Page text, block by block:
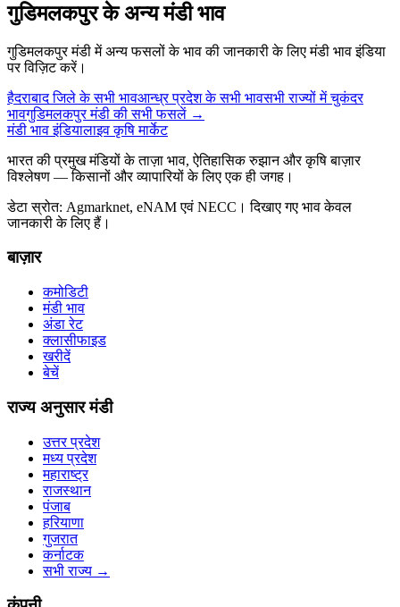
गुडिमलकपुर के अन्य मंडी भाव
गुडिमलकपुर मंडी में अन्य फसलों के भाव की जानकारी के लिए मंडी भाव इंडिया
पर विज़िट करें।
हैदराबाद जिले के सभी भावआन्ध्र प्रदेश के सभी भावसभी राज्यों में चुकंदर
भावगुडिमलकपुर मंडी की सभी फसलें →
मंडी भाव इंडियालाइव कृषि मार्केट
भारत की प्रमुख मंडियों के ताज़ा भाव, ऐतिहासिक रुझान और कृषि बाज़ार
विश्लेषण — किसानों और व्यापारियों के लिए एक ही जगह।
डेटा स्रोत: Agmarknet, eNAM एवं NECC। दिखाए गए भाव केवल
जानकारी के लिए हैं।
बाज़ार
कमोडिटी
मंडी भाव
अंडा रेट
क्लासीफाइड
खरीदें
बेचें
राज्य अनुसार मंडी
उत्तर प्रदेश
मध्य प्रदेश
महाराष्ट्र
राजस्थान
पंजाब
हरियाणा
गुजरात
कर्नाटक
सभी राज्य →